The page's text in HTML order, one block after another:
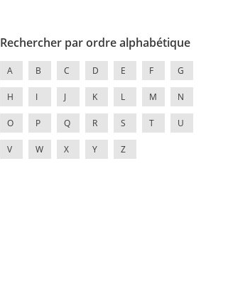
Rechercher par ordre alphabétique
A B C D E F G
H I J K L M N
O P Q R S T U
V W X Y Z